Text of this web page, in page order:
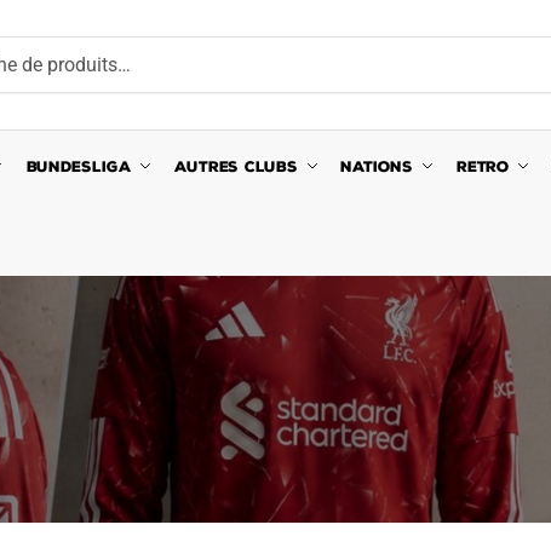
BUNDESLIGA AUTRES CLUBS NATIONS RETRO